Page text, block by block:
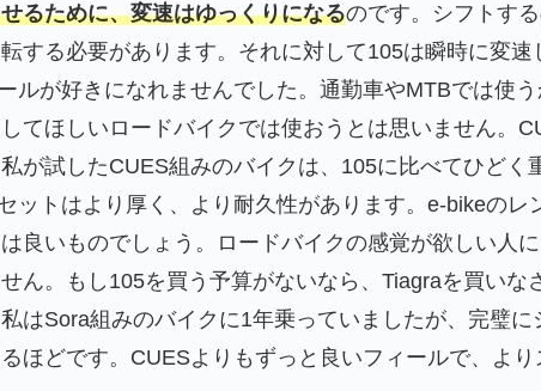
るために、変速はゆっくりになるのです。シフトす
する必要があります。それに対して105は瞬時に変速
ルが好きになれませんでした。通勤車やMTBでは使
てほしいロードバイクでは使おうとは思いません。
が試したCUES組みのバイクは、105に比べてひどく
ットはより厚く、より耐久性があります。e-bikeのレ
良いものでしょう。ロードバイクの感覚が欲しい人
ん。もし105を買う予算がないなら、Tiagraを買いな
はSora組みのバイクに1年乗っていましたが、完璧
ほどです。CUESよりもずっと良いフィールで、より